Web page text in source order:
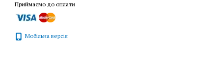
Приймаємо до оплати
Мобільна версія